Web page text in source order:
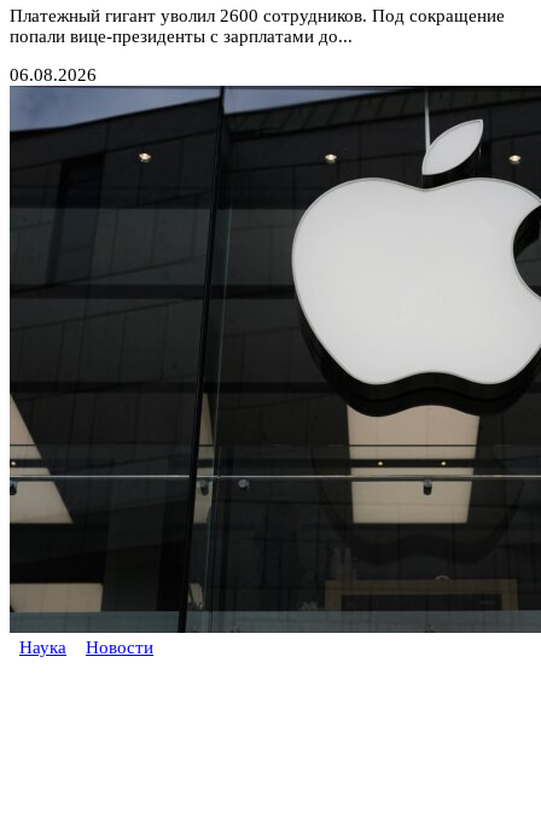
Платежный гигант уволил 2600 сотрудников. Под сокращение
попали вице-президенты с зарплатами до...
06.08.2026
Наука Новости